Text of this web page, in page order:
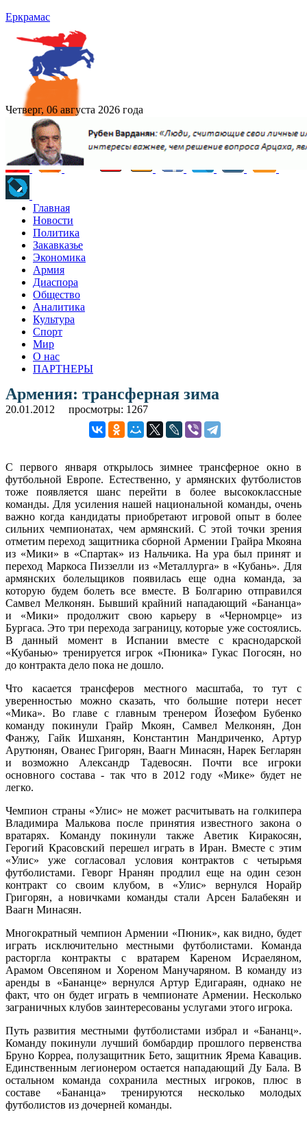
Еркрамас
Четверг, 06 августа 2026 года
Главная
Новости
Политика
Закавказье
Экономика
Армия
Диаспора
Общество
Аналитика
Культура
Спорт
Мир
О нас
ПАРТНЕРЫ
Армения: трансферная зима
20.01.2012 просмотры: 1267
С первого января открылось зимнее трансферное окно в
футбольной Европе. Естественно, у армянских футболистов
тоже появляется шанс перейти в более высококлассные
команды. Для усиления нашей национальной команды, очень
важно когда кандидаты приобретают игровой опыт в более
сильних чемпионатах, чем армянский. С этой точки зрения
отметим переход защитника сборной Армении Грайра Мкояна
из «Мики» в «Спартак» из Нальчика. На ура был принят и
переход Маркоса Пиззелли из «Металлурга» в «Кубань». Для
армянских болельщиков появилась еще одна команда, за
которую будем болеть все вместе. В Болгарию отправился
Самвел Мелконян. Бывший крайний нападающий «Бананца»
и «Мики» продолжит свою карьеру в «Черномрце» из
Бургаса. Это три перехода заграницу, которые уже состоялись.
В данный момент в Испании вместе с краснодарской
«Кубанью» тренируется игрок «Пюника» Гукас Погосян, но
до контракта дело пока не дошло.
Что касается трансферов местного масштаба, то тут с
уверенностью можно сказать, что большие потери несет
«Мика». Во главе с главным тренером Йозефом Бубенко
команду покинули Грайр Мкоян, Самвел Мелконян, Дон
Фанжу, Гайк Ишханян, Константин Мандриченко, Артур
Арутюнян, Ованес Григорян, Ваагн Минасян, Нарек Бегларян
и возможно Александр Тадевосян. Почти все игроки
основного состава - так что в 2012 году «Мике» будет не
легко.
Чемпион страны «Улис» не может расчитывать на голкипера
Владимира Малькова после принятия известного закона о
вратарях. Команду покинули также Аветик Киракосян,
Герогий Красовский перешел играть в Иран. Вместе с этим
«Улис» уже согласовал условия контрактов с четырьмя
футболистами. Геворг Нранян продлил еще на один сезон
контракт со своим клубом, в «Улис» вернулся Норайр
Григорян, а новичками команды стали Арсен Балабекян и
Ваагн Минасян.
Многократный чемпион Армении «Пюник», как видно, будет
играть исключительно местными футболистами. Команда
расторгла контракты с вратарем Кареном Исраеляном,
Арамом Овсепяном и Хореном Манучаряном. В команду из
аренды в «Бананце» вернулся Артур Едигараян, однако не
факт, что он будет играть в чемпионате Армении. Несколько
заграничных клубов заинтересованы услугами этого игрока.
Путь развития местными футболистами избрал и «Бананц».
Команду покинули лучший бомбардир прошлого первенства
Бруно Корреа, полузащитник Бето, защитник Ярема Кавацив.
Единственным легионером остается нападающий Ду Бала. В
остальном команда сохранила местных игроков, плюс в
составе «Бананца» тренируются несколько молодых
футболистов из дочерней команды.